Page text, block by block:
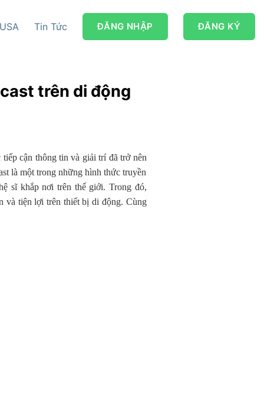
Tin Tức ĐĂNG NHẬP ĐĂNG KÝ
trên di động
cận thông tin và giải trí đã trở nên
là một trong những hình thức truyền
sĩ khắp nơi trên thế giới. Trong đó,
và tiện lợi trên thiết bị di động. Cùng